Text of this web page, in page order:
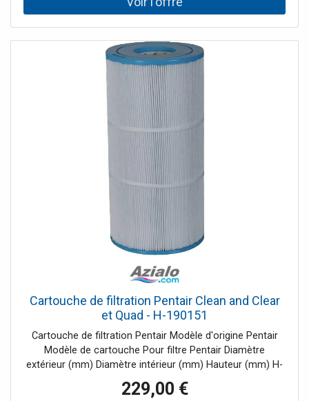
Cartouche de filtration Pentair Clean and Clear
et Quad - H-190151
Cartouche de filtration Pentair Modèle d'origine Pentair
Modèle de cartouche Pour filtre Pentair Diamètre
extérieur (mm) Diamètre intérieur (mm) Hauteur (mm) H-
190151 Quad DE 60 160 75 530 H-RAF173572 H-16-0310 -
CCP27 178 76 358 H-RAF173573 H-16-0340 - CCP29 178
229,00 €